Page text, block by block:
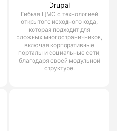
Drupal
Гибкая ЦМС с технологией
открытого исходного кода,
которая подходит для
сложных многостраничников,
включая корпоративные
порталы и социальные сети,
благодаря своей модульной
структуре.